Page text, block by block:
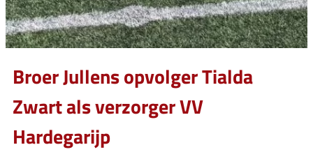
Broer Jullens opvolger Tialda
Zwart als verzorger VV
Hardegarijp